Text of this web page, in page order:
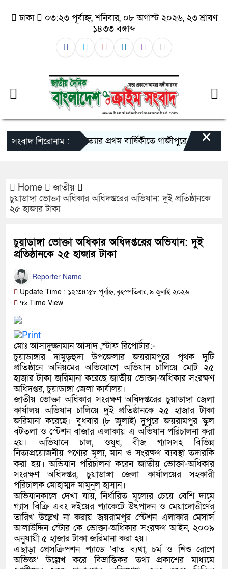
ঢাকা
০৩:২৩ পূর্বাহ্ন, শনিবার, ০৮ অগাস্ট ২০২৬, ২৩ শ্রাবণ
১৪৩৩ বঙ্গাব্দ
সংবাদ শিরোনাম :তুহিন হত্যার প্রথম বার্ষিকীতে গাজীপুরে মানববন্ধন:
×
Home
জাতীয়
চুয়াডাঙ্গা ভোক্তা অধিকার অধিদপ্তরের অভিযান: দুই প্রতিষ্ঠানকে
২৫ হাজার টাকা
চুয়াডাঙ্গা ভোক্তা অধিকার অধিদপ্তরের অভিযান: দুই
প্রতিষ্ঠানকে ২৫ হাজার টাকা
Reporter Name
Update Time : ১২:৩৪:৫৮ পূর্বাহ্ন, বৃহস্পতিবার, ৯ জুলাই ২০২৬
৭৬ Time View
মোঃ আসাদুজ্জামান আসাদ ‌,স্টাফ রিপোর্টার:-
চুয়াডাঙ্গার দামুড়হুদা উপজেলার জয়রামপুরে পৃথক দুটি
প্রতিষ্ঠানে অনিয়মের অভিযোগে অভিযান চালিয়ে মোট ২৫
হাজার টাকা জরিমানা করেছে জাতীয় ভোক্তা-অধিকার সংরক্ষণ
অধিদপ্তর, চুয়াডাঙ্গা জেলা কার্যালয়।
জাতীয় ভোক্তা অধিকার সংরক্ষণ অধিদপ্তরের চুয়াডাঙ্গা জেলা
কার্যালয় অভিযান চালিয়ে দুই প্রতিষ্ঠানকে ২৫ হাজার টাকা
জরিমানা করেছে। বুধবার (৮ জুলাই) দুপুরে জয়রামপুর স্কুল
বটতলা ও স্টেশন বাজার এলাকায় এ অভিযান পরিচালনা করা
হয়। অভিযানে চাল, ওষুধ, বীজ গ্যাসসহ বিভিন্ন
নিত্যপ্রয়োজনীয় পণ্যের মূল্য, মান ও সংরক্ষণ ব্যবস্থা তদারকি
করা হয়। অভিযান পরিচালনা করেন জাতীয় ভোক্তা-অধিকার
সংরক্ষণ অধিদপ্তর, চুয়াডাঙ্গা জেলা কার্যালয়ের সহকারী
পরিচালক মোহাম্মদ মামুনুল হাসান।
অভিযানকালে দেখা যায়, নির্ধারিত মূল্যের চেয়ে বেশি দামে
গ্যাস বিক্রি এবং দইয়ের প্যাকেটে উৎপাদন ও মেয়াদোত্তীর্ণের
তারিখ উল্লেখ না করায় জয়রামপুর স্টেশন এলাকার মেসার্স
আলাউদ্দিন স্টোর কে ভোক্তা-অধিকার সংরক্ষণ আইন, ২০০৯
অনুযায়ী ৫ হাজার টাকা জরিমানা করা হয়।
এছাড়া প্রেসক্রিপশন প্যাডে ‘বাত ব্যথা, চর্ম ও শিশু রোগে
অভিজ্ঞ’ উল্লেখ করে বিভ্রান্তিকর তথ্য প্রকাশের মাধ্যমে